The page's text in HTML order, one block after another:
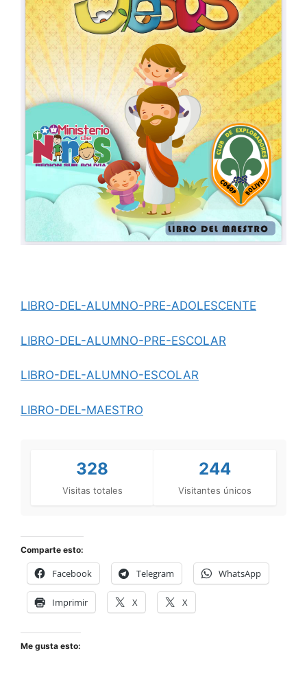
LIBRO-DEL-ALUMNO-PRE-ADOLESCENTE
LIBRO-DEL-ALUMNO-PRE-ESCOLAR
LIBRO-DEL-ALUMNO-ESCOLAR
LIBRO-DEL-MAESTRO
328
Visitas totales
244
Visitantes únicos
Comparte esto:
Facebook Telegram WhatsApp
Imprimir X X
Me gusta esto: